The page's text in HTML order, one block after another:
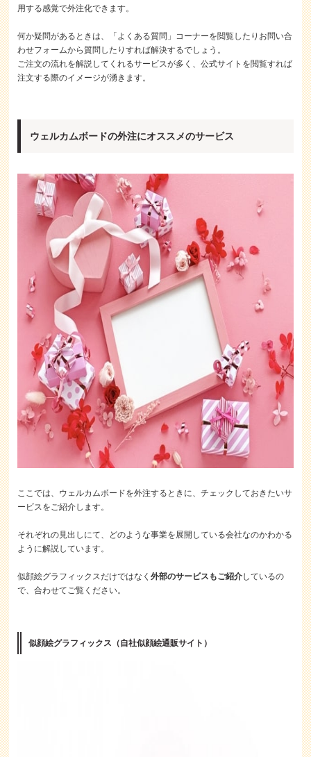
用する感覚で外注化できます。
何か疑問があるときは、「よくある質問」コーナーを閲覧したりお問い合
わせフォームから質問したりすれば解決するでしょう。
ご注文の流れを解説してくれるサービスが多く、公式サイトを閲覧すれば
注文する際のイメージが湧きます。
ウェルカムボードの外注にオススメのサービス
ここでは、ウェルカムボードを外注するときに、チェックしておきたいサ
ービスをご紹介します。
それぞれの見出しにて、どのような事業を展開している会社なのかわかる
ように解説しています。
似顔絵グラフィックスだけではなく外部のサービスもご紹介しているの
で、合わせてご覧ください。
似顔絵グラフィックス（自社似顔絵通販サイト）